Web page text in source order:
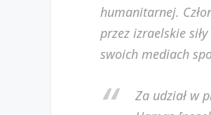
humanitarnej.
przez izraelskie
swoich mediach
Za udział w